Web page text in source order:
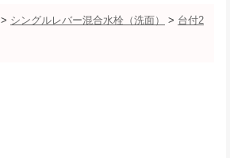
> シングルレバー混合水栓（洗面） > 台付2